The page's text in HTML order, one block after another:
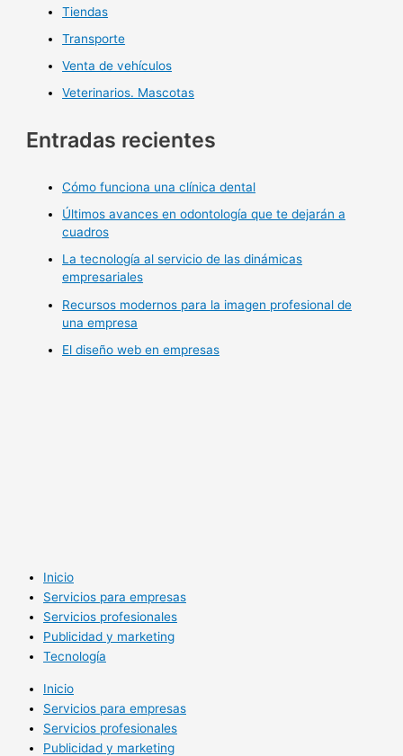
Tiendas
Transporte
Venta de vehículos
Veterinarios. Mascotas
Entradas recientes
Cómo funciona una clínica dental
Últimos avances en odontología que te dejarán a
cuadros
La tecnología al servicio de las dinámicas
empresariales
Recursos modernos para la imagen profesional de
una empresa
El diseño web en empresas
Inicio
Servicios para empresas
Servicios profesionales
Publicidad y marketing
Tecnología
Inicio
Servicios para empresas
Servicios profesionales
Publicidad y marketing